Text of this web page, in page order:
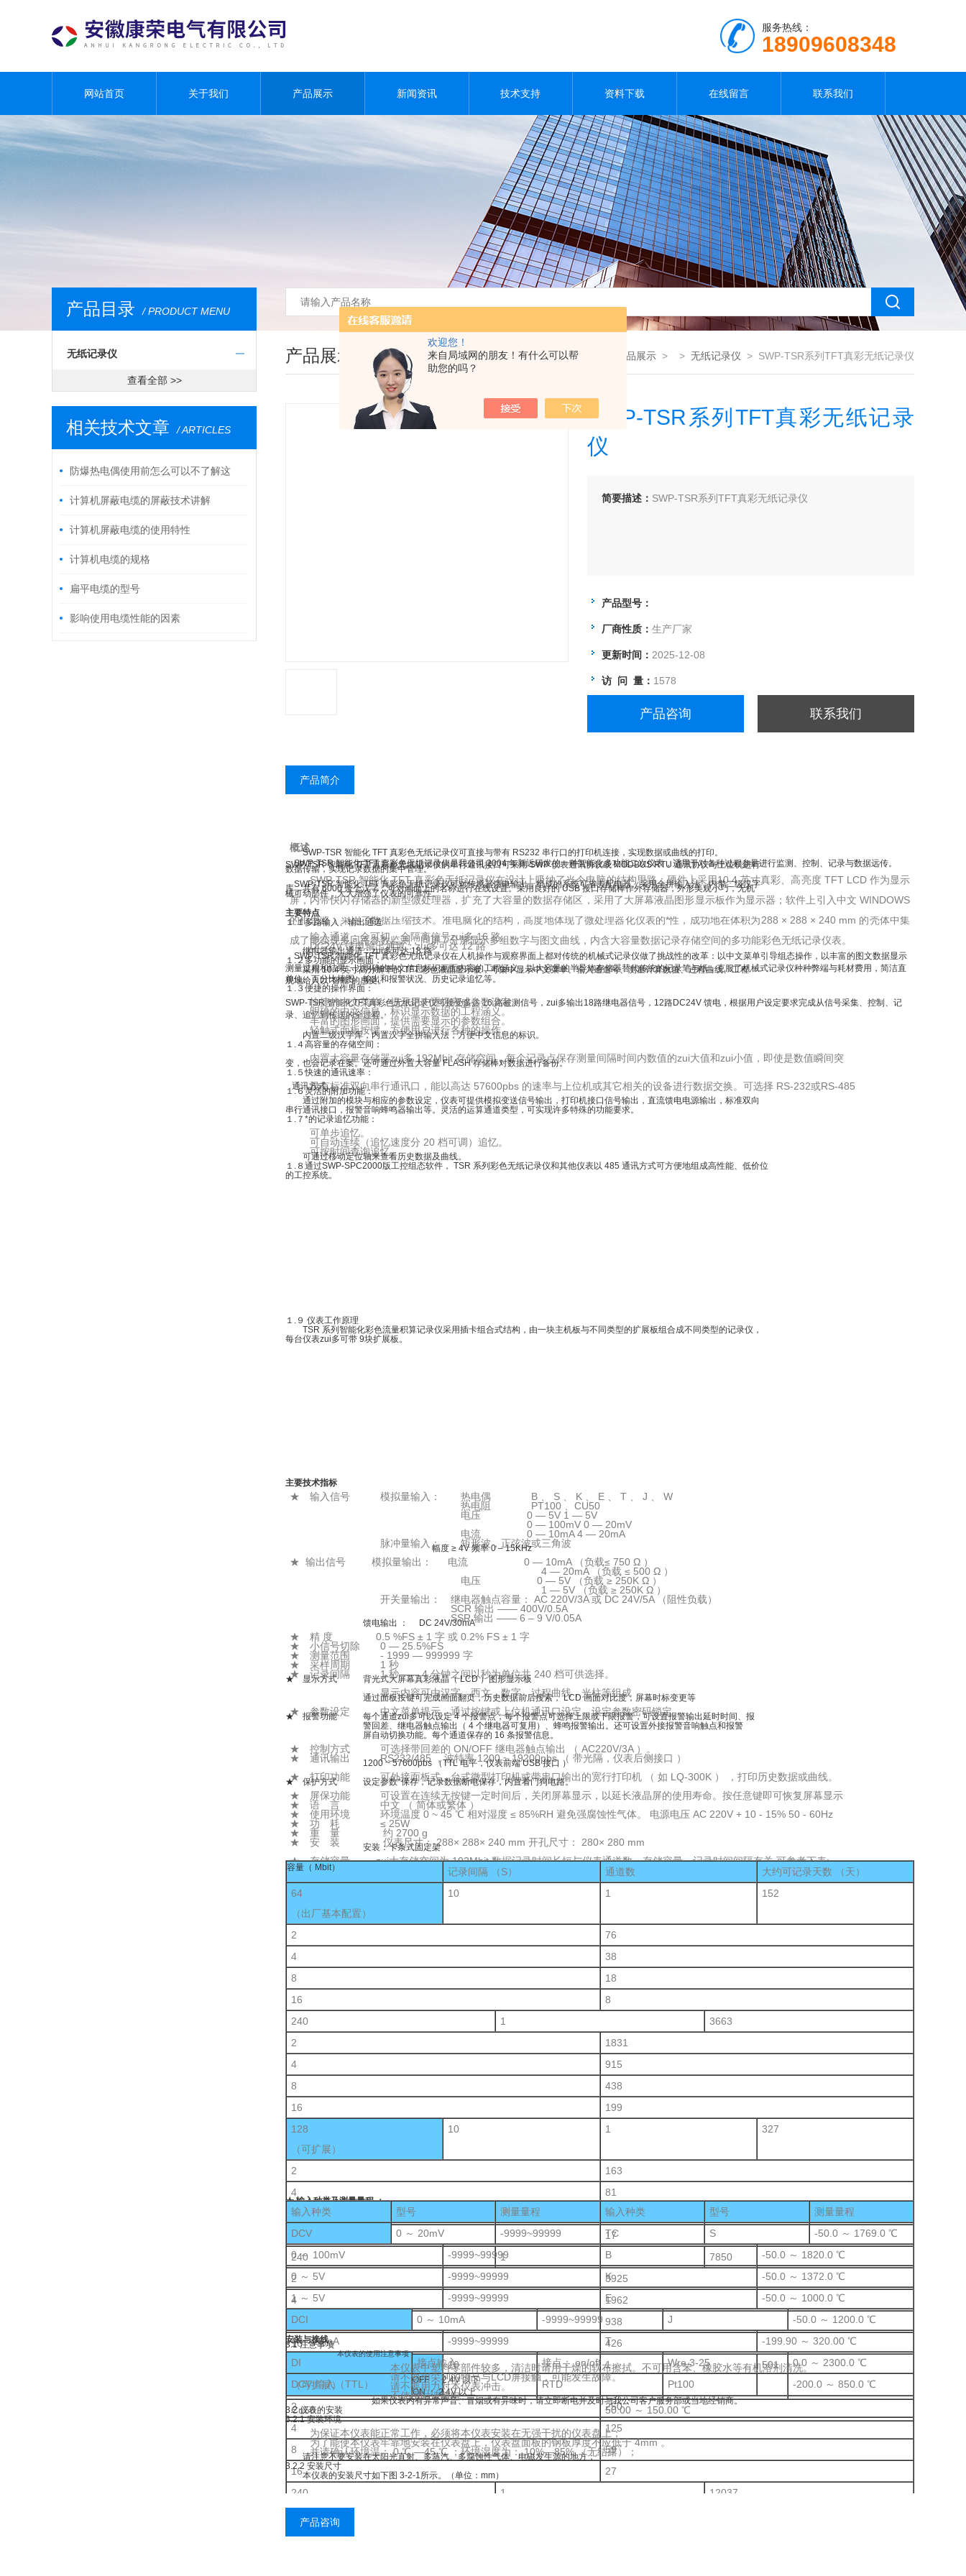
欢迎您！
来自局域网的朋友！有什么可以帮
助您的吗？
服务热线：
18909608348
网站首页 关于我们 产品展示 新闻资讯 技术支持 资料下载 在线留言 联系我们
产品目录 / PRODUCT MENU
无纸记录仪
查看全部 >>
相关技术文章 / ARTICLES
防爆热电偶使用前怎么可以不了解这
些！计算机屏蔽电缆的屏蔽技术讲解
计算机屏蔽电缆的使用特性
计算机电缆的规格
扁平电缆的型号
影响使用电缆性能的因素
产品展示 您现在的位置： 产品展示 > > 无纸记录仪 > SWP-TSR系列TFT真彩无纸记录仪
SWP-TSR系列TFT真彩无纸记录
仪
简要描述： SWP-TSR系列TFT真彩无纸记录仪
产品型号：
厂商性质： 生产厂家
更新时间： 2025-12-08
访 问 量： 1578
产品咨询 联系我们
产品简介
概述
SWP-TSR 智能化 TFT 真彩色无纸记录仪是我公司 2004 年新近研发的一种智能化多功能二次仪表，适用于对各种过程参量进行监测、控制、记录与数据远传。
SWP-TSR 智能化 TFT 真彩色无纸记录仪在设计上吸纳了当今电脑的结构思路：硬件上采用10.4 英寸真彩、高亮度 TFT LCD 作为显示
屏，内带快闪存储器的新型微处理器，扩充了大容量的数据存储区，采用了大屏幕液晶图形显示板作为显示器；软件上引入中文 WINDOWS
的框思路，采用了数据压缩技术。准电脑化的结构，高度地体现了微处理器化仪表的*性，成功地在体积为288 × 288 × 240 mm 的壳体中集
成了能实现多回路参数监测，同屏 / 分屏显示多组数字与图文曲线，内含大容量数据记录存储空间的多功能彩色无纸记录仪表。
SWP-TSR 智能化 TFT 真彩色无纸记录仪在人机操作与观察界面上都对传统的机械式记录仪做了挑战性的改革：以中文菜单引导组态操作，以丰富的图文数据显示
测量过程和结果，以明确的中文信息标识画面内容的工程涵义，以大容量的半导体存储器替代传统的记录笔与纸，克服了机械式记录仪种种弊端与耗材费用，简洁直
观地给人以“智能”的感受。
SWP-TSR 智能化TFT真彩色无纸记录仪可接受多达 16 路被测信号，zui多输出18路继电器信号，12路DC24V 馈电，根据用户设定要求完成从信号采集、控制、记
录、追忆到传送的全过程。
SWP-TSR 智能化 TFT 真彩色无纸记录仪可直接与带有 RS232 串行口的打印机连接，实现数据或曲线的打印。
SWP-TSR 智能化 TFT 真彩色无纸记录仪的串行通讯接口可采用 SWP 仪表通讯协议或 MODBUS RTU 通讯协议与上位机进行
数据传输，实现记录数据的集中管理。
SWP-TSR 智能化 TFT 真彩色无纸记录仪可对传感器馈电输出，组成的系统可省去配电器。采用全拼输入法，内带二级汉字
库，共有 6000 余个汉字，可对画面上的名称进行在线设置。采用良好的 USB 接口存储棒作外存储器，外形美观小巧，无机
械可动部件，大大增强了仪表的可靠性。
主要特点
１.１多路输入、输出通道
输入通道：全可切、全隔离信号zui多 16 路。
DC24V 馈电输出通道：zui多可达 12 路
继电器输出通道：zui多可达 18 路
１.２多功能的显示画面：
采用 10.4 英寸高分辨率的 TFT 彩色液晶显示板，可集中显示中文菜单、输入通道号、测量计算数值、过程曲线、工程
单位、百分比棒图、输出和报警状况、历史记录追忆等。
１.３便捷的操作界面：
快捷的中文菜单，提示用户逐级完成参数设定。
明确的中文信息，标识显示数据的工程涵义。
丰富的图形画面，提供需要显示的参数组合。
轻触式面板按键，方便用户进行各种的操作。
内置二级汉字库，内置汉字全拼输入法，方便中文信息的标识。
１.４高容量的存储空间：
内置大容量存储器zui多 192Mbit 存储空间，每个记录点保存测量间隔时间内数值的zui大值和zui小值，即使是数值瞬间突
变，也会记录在案。还可通过外置大容量 FLASH 存储棒对数据进行备份。
１.５快速的通讯速率：
设有标准双向串行通讯口，能以高达 57600pbs 的速率与上位机或其它相关的设备进行数据交换。可选择 RS-232或RS-485
通讯方式。
１.６灵活的附加功能：
通过附加的模块与相应的参数设定，仪表可提供模拟变送信号输出，打印机接口信号输出，直流馈电电源输出，标准双向
串行通讯接口，报警音响蜂鸣器输出等。灵活的运算通道类型，可实现许多特殊的功能要求。
１.７*的记录追忆功能：
可单步追忆。
可自动连续（追忆速度分 20 档可调）追忆。
可按时间查询追忆。
可通过移动定位轴来查看历史数据及曲线。
１.８通过SWP-SPC2000版工控组态软件， TSR 系列彩色无纸记录仪和其他仪表以 485 通讯方式可方便地组成高性能、低价位
的工控系统。
１.９ 仪表工作原理
TSR 系列智能化彩色流量积算记录仪采用插卡组合式结构，由一块主机板与不同类型的扩展板组合成不同类型的记录仪，
每台仪表zui多可带 9块扩展板。
主要技术指标
★ 输入信号 模拟量输入： 热电偶 B 、 S 、 K 、 E 、 T 、 J 、 W
热电阻 PT100 、CU50
电压 0 — 5V 1 — 5V
0 — 100mV 0 — 20mV
电流 0 — 10mA 4 — 20mA
脉冲量输入： 矩形波，正弦波或三角波
幅度 ≥ 4V 频率 0 – 15KHz
★ 输出信号 模拟量输出： 电流 0 — 10mA （负载≤ 750 Ω ）
4 — 20mA （负载 ≤ 500 Ω ）
电压 0 — 5V （负载 ≥ 250K Ω ）
1 — 5V （负载 ≥ 250K Ω ）
开关量输出： 继电器触点容量： AC 220V/3A 或 DC 24V/5A （阻性负载）
SCR 输出 —— 400V/0.5A
SSR 输出 —— 6 – 9 V/0.05A
馈电输出 ： DC 24V/30mA
★ 精 度 0.5 %FS ± 1 字 或 0.2% FS ± 1 字
★ 小信号切除 0 — 25.5%FS
★ 测量范围 - 1999 — 999999 字
★ 采样周期 1 秒
★ 记录间隔 1 秒—— 4 分钟之间以秒为单位共 240 档可供选择。
★ 显示方式 背光式大屏幕真彩液晶（ LCD ）图形显示板
显示内容可由汉字，西文，数字，过程曲线，光柱等组成
通过面板按键可完成画面翻页，历史数据前后搜索， LCD 画面对比度，屏幕时标变更等
★ 参数设定 中文菜单提示，通过按键或上位机通讯口设定，设定参数密码锁定。
★ 报警功能 每个通道zui多可以设定 4 个报警点，每个报警点可选择上限或下限报警，可设置报警输出延时时间、报
警回差、继电器触点输出（ 4 个继电器可复用）、蜂鸣报警输出。还可设置外接报警音响触点和报警
屏自动切换功能。每个通道保存的 16 条报警信息。
★ 控制方式 可选择带回差的 ON/OFF 继电器触点输出 （ AC220V/3A ）。
★ 通讯输出 RS232/485 ，波特率 1200 ~ 19200pbs （ 带光隔，仪表后侧接口 ）
1200 ~ 57600pbs （TTL 电平，仪表前端 USB 接口 ）
★ 打印功能 可外接面板式、台式微型打印机或带串口输出的宽行打印机 （ 如 LQ-300K ） ，打印历史数据或曲线。
★ 保护方式 设定参数*保存，记录数据断电保存，内置看门狗电路。
★ 屏保功能 可设置在连续无按键一定时间后，关闭屏幕显示，以延长液晶屏的使用寿命。按任意键即可恢复屏幕显示
★ 语 言 中文 （ 简体或繁体 ）
★ 使用环境 环境温度 0 ~ 45 ℃ 相对湿度 ≤ 85%RH 避免强腐蚀性气体。 电源电压 AC 220V + 10 - 15% 50 - 60Hz
★ 功 耗 ≤ 25W
★ 重 量 约 2700 g
★ 安 装 仪表尺寸： 288× 288× 240 mm 开孔尺寸： 280× 280 mm
安装：卡条式固定架
★ 存储容量 zui大存储空间为 192Mbit,数据记录时间长短与仪表通道数、存储容量、记录时间间隔有关,可参考下表:
容量（ Mbit） 记录间隔 （S） 通道数
大约可记录天数 （天）
64
（出厂基本配置）
10 1 152
2
76
4
38
8
18
16
8
240
1
3663
2
1831
4
915
8
438
16
199
128
（可扩展）
10 1 327
2
163
4
81
8
39
16
17
240
1
7850
2
3925
4
1962
8
938
16
426
192
（可扩展）
10 1 501
2
250
4
125
8
59
16
27
240
1
12037
4
★ 输入种类及测量量程 ：
输入种类 型号 测量量程 输入种类 型号
测量量程
DCV
0 ～ 20mV -9999~99999 TC S
-50.0 ～ 1769.0 ℃
0 ～ 100mV
-9999~99999 B
-50.0 ～ 1820.0 ℃
0 ～ 5V
-9999~99999 K
-50.0 ～ 1372.0 ℃
1 ～ 5V
-9999~99999 E
-50.0 ～ 1000.0 ℃
DCI
0 ～ 10mA -9999~99999 J
-50.0 ～ 1200.0 ℃
4 ～ 20mA
-9999~99999 T
-199.90 ～ 320.00 ℃
DI
接点输入 接点： on/off Wre 3-25
0.0 ～ 2300.0 ℃
DCV 输入（TTL）
OFF ： 2.4V 以下
ON ： 2.4V 以上
RTD Pt100 -200.0 ～ 850.0 ℃
Cu50 50.00 ～ 150.00 ℃
安装与接线
3.1 注意事项
本仪表的使用注意事项
本仪表中塑料零部件较多，清洁时请用干燥的软布擦拭。不可用含苯、橡胶水等有机溶剂清洗。
请不要用尖利的物品与LCD屏接触，可能发生故障。
请不要用力对本仪表冲击。
不使用时请断电。
如果仪表内有异常声音、冒烟或有异味时，请立即断电并及时与我公司客户服务部或当地经销商。
3.2 仪表的安装
3.2.1 安装环境
为保证本仪表能正常工作，必须将本仪表安装在无强干扰的仪表盘上；
为了能使本仪表牢靠地安装在仪表盘上，仪表盘面板的钢板厚度不应低于 4mm 。
并请确认环境温： 0 ℃ —45 ℃ ；环境湿度为： 10%—85% （无结露）；
请注意不要安装在太阳光直射、多蒸汽、多腐蚀性气体、电磁发生源的地方；
3.2.2 安装尺寸
本仪表的安装尺寸如下图 3-2-1所示。（单位：mm）
产品咨询